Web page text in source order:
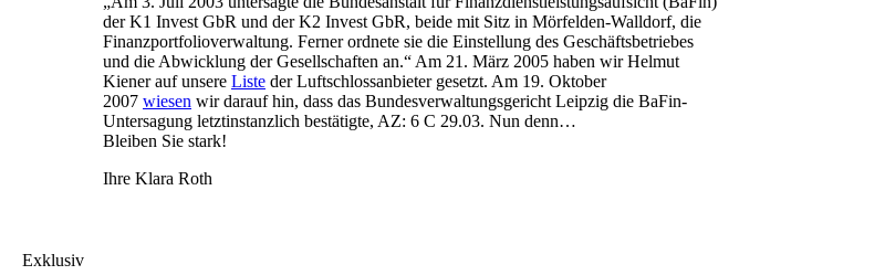
der K1 Invest GbR und der K2 Invest GbR, beide mit Sitz in Mörfelden-Walldorf, die
Finanzportfolioverwaltung. Ferner ordnete sie die Einstellung des Geschäftsbetriebes
und die Abwicklung der Gesellschaften an.“ Am 21. März 2005 haben wir Helmut
Kiener auf unsere Liste der Luftschlossanbieter gesetzt. Am 19. Oktober
2007 wiesen wir darauf hin, dass das Bundesverwaltungsgericht Leipzig die BaFin-
Untersagung letztinstanzlich bestätigte, AZ: 6 C 29.03. Nun denn…
Bleiben Sie stark!
Ihre Klara Roth
Exklusiv